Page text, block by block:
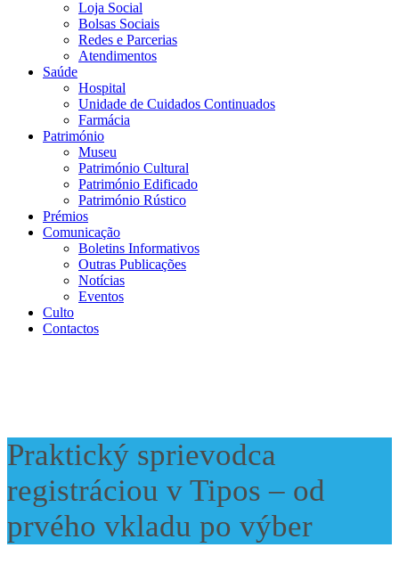
Loja Social
Bolsas Sociais
Redes e Parcerias
Atendimentos
Saúde
Hospital
Unidade de Cuidados Continuados
Farmácia
Património
Museu
Património Cultural
Património Edificado
Património Rústico
Prémios
Comunicação
Boletins Informativos
Outras Publicações
Notícias
Eventos
Culto
Contactos
Praktický sprievodca
registráciou v Tipos – od
prvého vkladu po výber